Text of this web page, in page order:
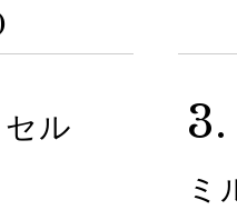
ル
3.
ミ